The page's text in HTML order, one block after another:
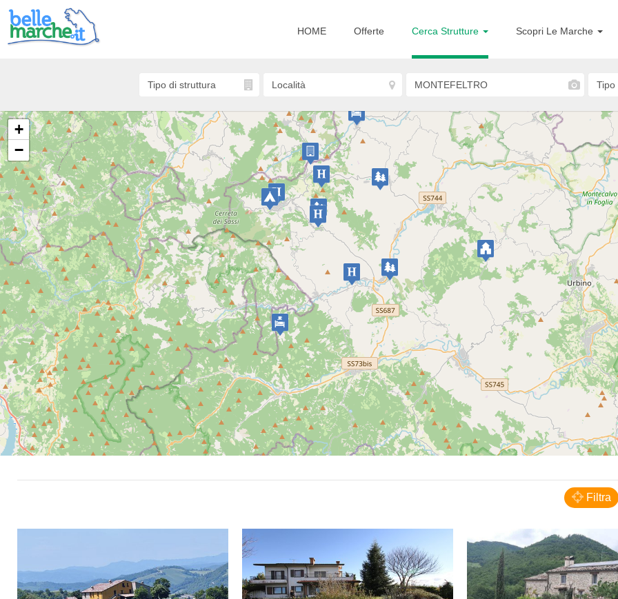
HOME Offerte Cerca Strutture Scopri Le Marche
Urbino
Country House Girfalco
COUNTRY HOUSE
Monte Grimano Terme
+
−
Filtra